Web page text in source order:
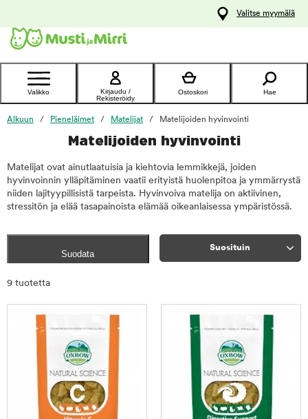
Ota yhteyttä
asiakaspalveluun
Valitse myymälä
Valikko
Kirjaudu /
Rekisteröidy
Ostoskori Hae
Alkuun Pieneläimet Matelijat Matelijoiden hyvinvointi
Matelijoiden hyvinvointi
Matelijat ovat ainutlaatuisia ja kiehtovia lemmikkejä, joiden
hyvinvoinnin ylläpitäminen vaatii erityistä huolenpitoa ja ymmärrystä
niiden lajityypillisistä tarpeista. Hyvinvoiva matelija on aktiivinen,
stressitön ja elää tasapainoista elämää oikeanlaisessa ympäristössä.
Suodata
Suosituin
9 tuotetta